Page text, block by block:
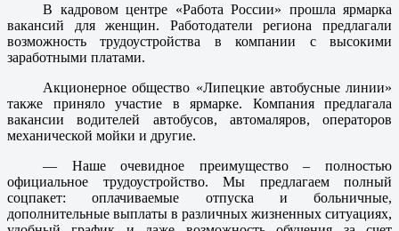
В кадровом центре «Работа России» прошла ярмарка
вакансий для женщин. Работодатели региона предлагали
возможность трудоустройства в компании с высокими
заработными платами.
Акционерное общество «Липецкие автобусные линии»
также приняло участие в ярмарке. Компания предлагала
вакансии водителей автобусов, автомаляров, операторов
механической мойки и другие.
— Наше очевидное преимущество – полностью
официальное трудоустройство. Мы предлагаем полный
соцпакет: оплачиваемые отпуска и больничные,
дополнительные выплаты в различных жизненных ситуациях,